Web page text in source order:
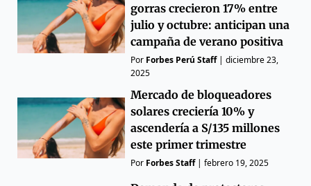
gorras crecieron 17% entre
julio y octubre: anticipan una
campaña de verano positiva
Por Forbes Perú Staff|diciembre 23,
2025
Mercado de bloqueadores
solares creciería 10% y
ascendería a S/135 millones
este primer trimestre
Por Forbes Staff|febrero 19, 2025